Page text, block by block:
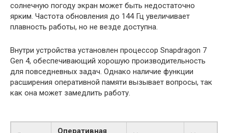
солнечную погоду экран может быть недостаточно
ярким. Частота обновления до 144 Гц увеличивает
плавность работы, но не везде доступна.
Внутри устройства установлен процессор Snapdragon 7
Gen 4, обеспечивающий хорошую производительность
для повседневных задач. Однако наличие функции
расширения оперативной памяти вызывает вопросы, так
как она может замедлить работу.
Оперативная